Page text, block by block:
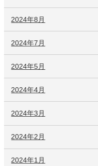
2024年8月
2024年7月
2024年5月
2024年4月
2024年3月
2024年2月
2024年1月